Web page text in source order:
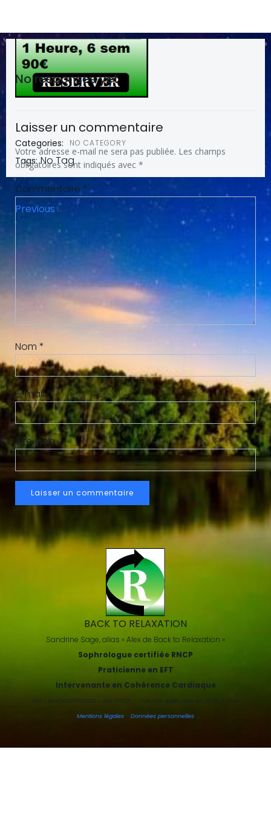
Categories: NO CATEGORY
Tags: No Tag
Post
navigation
Previous
No responses yet
Laisser un commentaire
Votre adresse e-mail ne sera pas publiée. Les champs
obligatoires sont indiqués avec *
Commentaire *
Nom *
E-mail*
Site web
BACK TO RELAXATION
Sandrine Sage, alias « Alex de Back to Relaxation »
Sophrologue certifiée RNCP
Praticienne en EFT
Intervenante en Cohérence Cardiaque
SIRET 84474506700018 – APE 8690F – TVA non applicable Art 293B du CGI
Mentions légales
Données personnelles